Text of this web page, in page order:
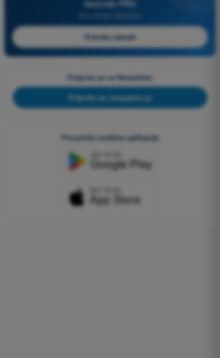
Quizvds PRO
Počnite odmah
Prijavite se na Newsletter
Prijavite se, besplatno je
Preuzmite mobilne aplikacije